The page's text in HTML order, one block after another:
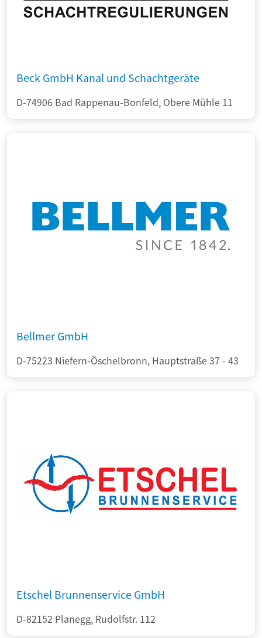
Beck GmbH Kanal und Schachtgeräte
D-74906 Bad Rappenau-Bonfeld, Obere Mühle 11
Bellmer GmbH
D-75223 Niefern-Öschelbronn, Hauptstraße 37 - 43
Etschel Brunnenservice GmbH
D-82152 Planegg, Rudolfstr. 112